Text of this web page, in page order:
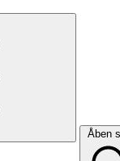
Åben